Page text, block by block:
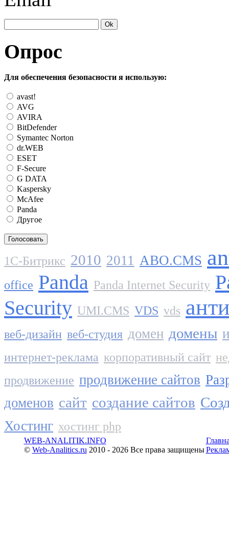
Опрос
Для обеспечения безопасности я использую:
avast!
AVG
AVIRA
BitDefender
Symantec Norton
dr.WEB
ESET
F-Secure
G DATA
Kaspersky
McAfee
Panda
Другое
1C-Битрикс 2010 2011 ABO.CMS
office Panda Panda Internet Security
Security UMI.CMS VDS vds
веб-дизайн веб-студия домен домены
интернет-реклама корпоративный сайт
продвижение продвижение сайтов
доменов сайт создание сайтов
Хостинг хостинг php
WEB-ANALITIK.INFO
© Web-Analitics.ru2010 - 2026 Все права защищены